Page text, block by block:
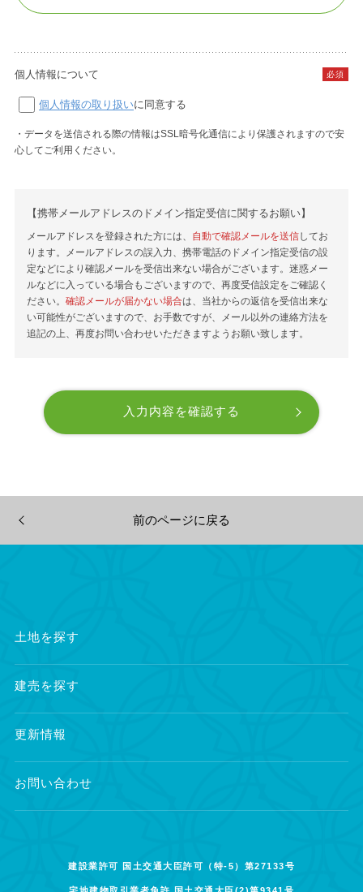
個人情報について 必須
個人情報の取り扱いに同意する
・データを送信される際の情報はSSL暗号化通信により保護されますので安
心してご利用ください。
【携帯メールアドレスのドメイン指定受信に関するお願い】
メールアドレスを登録された方には、 自動で確認メールを送信してお
ります。メールアドレスの誤入力、携帯電話のドメイン指定受信の設
定などにより確認メールを受信出来ない場合がございます。迷惑メー
ルなどに入っている場合もございますので、再度受信設定をご確認く
ださい。 確認メールが届かない場合は、当社からの返信を受信出来な
い可能性がございますので、お手数ですが、メール以外の連絡方法を
追記の上、再度お問い合わせいただきますようお願い致します。
前のページに戻る
土地を探す
建売を探す
更新情報
お問い合わせ
建設業許可 国土交通大臣許可（特-5）第27133号
宅地建物取引業者免許 国土交通大臣(2)第9341号